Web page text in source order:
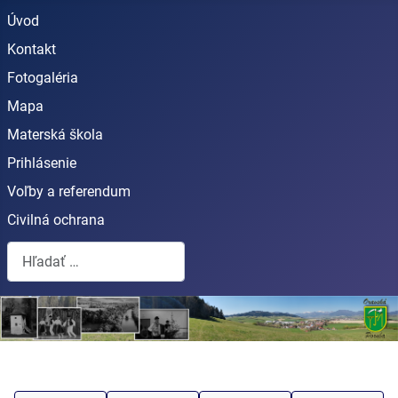
Úvod
Kontakt
Fotogaléria
Mapa
Materská škola
Prihlásenie
Voľby a referendum
Civilná ochrana
Hľadať...